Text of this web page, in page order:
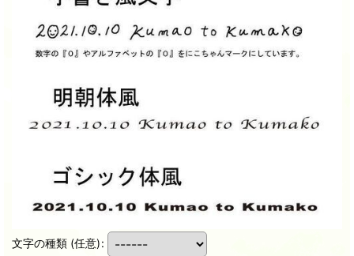
文字の種類 (任意):